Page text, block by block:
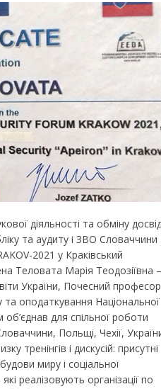
діяльності та обміну
та аудиту і ЗВО Словаччини
2021 у Краківський
Теловата Марія Теодозіївна –
України, Почесний професор
та оподаткування Національної
для спільної роботи
Польщі, Чехії,
тренінгів і дискусій: присутні
миру і соціальної
реалізовують організації по